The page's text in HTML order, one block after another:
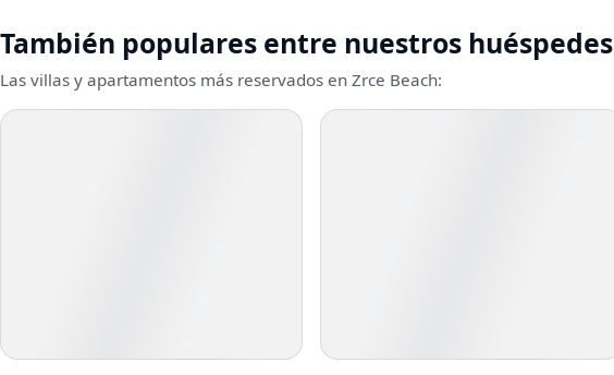
También populares entre nuestros huéspedes
Las villas y apartamentos más reservados en Zrce Beach: